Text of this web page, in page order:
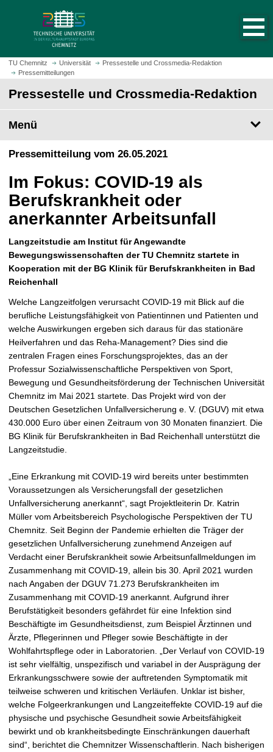
m
H
t
s
i
e
a
u
r
u
f
e
TU Chemnitz Universität
Pressestelle und Crossmedia-Redaktion
Pressemitteilungen
Pressestelle und Crossmedia-Redaktion
Menü
Pressemitteilung vom 26.05.2021
Im Fokus: COVID-19 als
Berufskrankheit oder
anerkannter Arbeitsunfall
Langzeitstudie am Institut für Angewandte
Bewegungswissenschaften der TU Chemnitz startete in
Kooperation mit der BG Klinik für Berufskrankheiten in Bad
Reichenhall
Welche Langzeitfolgen verursacht COVID-19 mit Blick auf die
berufliche Leistungsfähigkeit von Patientinnen und Patienten und
welche Auswirkungen ergeben sich daraus für das stationäre
Heilverfahren und das Reha-Management? Dies sind die
zentralen Fragen eines Forschungsprojektes, das an der
Professur Sozialwissenschaftliche Perspektiven von Sport,
Bewegung und Gesundheitsförderung der Technischen Universität
Chemnitz im Mai 2021 startete. Das Projekt wird von der
Deutschen Gesetzlichen Unfallversicherung e. V. (DGUV) mit etwa
430.000 Euro über einen Zeitraum von 30 Monaten finanziert. Die
BG Klinik für Berufskrankheiten in Bad Reichenhall unterstützt die
Langzeitstudie.
„Eine Erkrankung mit COVID-19 wird bereits unter bestimmten
Voraussetzungen als Versicherungsfall der gesetzlichen
Unfallversicherung anerkannt“, sagt Projektleiterin Dr. Katrin
Müller vom Arbeitsbereich Psychologische Perspektiven der TU
Chemnitz. Seit Beginn der Pandemie erhielten die Träger der
gesetzlichen Unfallversicherung zunehmend Anzeigen auf
Verdacht einer Berufskrankheit sowie Arbeitsunfallmeldungen im
Zusammenhang mit COVID-19, allein bis 30. April 2021 wurden
nach Angaben der DGUV 71.273 Berufskrankheiten im
Zusammenhang mit COVID-19 anerkannt. Aufgrund ihrer
Berufstätigkeit besonders gefährdet für eine Infektion sind
Beschäftigte im Gesundheitsdienst, zum Beispiel Ärztinnen und
Ärzte, Pflegerinnen und Pfleger sowie Beschäftigte in der
Wohlfahrtspflege oder in Laboratorien. „Der Verlauf von COVID-19
ist sehr vielfältig, unspezifisch und variabel in der Ausprägung der
Erkrankungsschwere sowie der auftretenden Symptomatik mit
teilweise schweren und kritischen Verläufen. Unklar ist bisher,
welche Folgeerkrankungen und Langzeiteffekte COVID-19 auf die
physische und psychische Gesundheit sowie Arbeitsfähigkeit
bewirkt und ob krankheitsbedingte Einschränkungen dauerhaft
sind“, berichtet die Chemnitzer Wissenschaftlerin. Nach bisherigen